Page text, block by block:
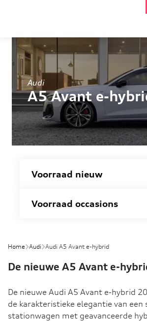
inhoud
gaan
Audi
A5 Avant e-
Voorraad nieuw
Voorraad occasions
Home Audi Audi A5 Avant e-hybrid
De nieuwe A5 Avant e-
De nieuwe Audi A5 Avant e-hybrid
de karakteristieke elegantie van een
stationwagen met geavanceerde